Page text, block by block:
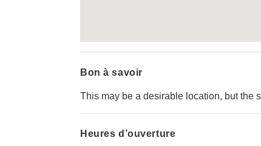
Bon à savoir
This may be a desirable location, but the
Heures d’ouverture